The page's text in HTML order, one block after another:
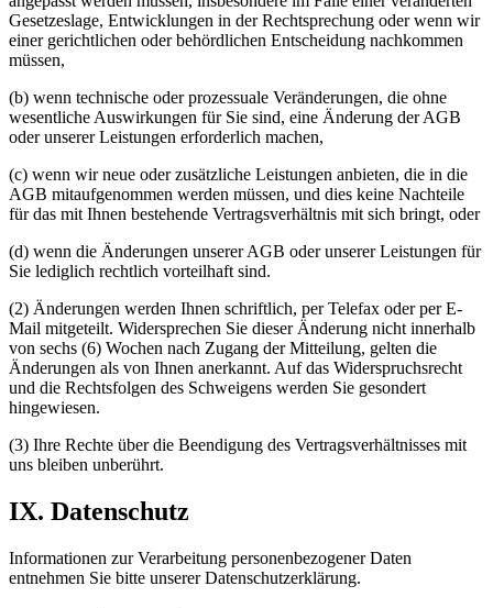
Gesetzeslage, Entwicklungen in der Rechtsprechung oder wenn wir
einer gerichtlichen oder behördlichen Entscheidung nachkommen
müssen,
(b) wenn technische oder prozessuale Veränderungen, die ohne
wesentliche Auswirkungen für Sie sind, eine Änderung der AGB
oder unserer Leistungen erforderlich machen,
(c) wenn wir neue oder zusätzliche Leistungen anbieten, die in die
AGB mitaufgenommen werden müssen, und dies keine Nachteile
für das mit Ihnen bestehende Vertragsverhältnis mit sich bringt, oder
(d) wenn die Änderungen unserer AGB oder unserer Leistungen für
Sie lediglich rechtlich vorteilhaft sind.
(2) Änderungen werden Ihnen schriftlich, per Telefax oder per E-
Mail mitgeteilt. Widersprechen Sie dieser Änderung nicht innerhalb
von sechs (6) Wochen nach Zugang der Mitteilung, gelten die
Änderungen als von Ihnen anerkannt. Auf das Widerspruchsrecht
und die Rechtsfolgen des Schweigens werden Sie gesondert
hingewiesen.
(3) Ihre Rechte über die Beendigung des Vertragsverhältnisses mit
uns bleiben unberührt.
IX. Datenschutz
Informationen zur Verarbeitung personenbezogener Daten
entnehmen Sie bitte unserer Datenschutzerklärung.